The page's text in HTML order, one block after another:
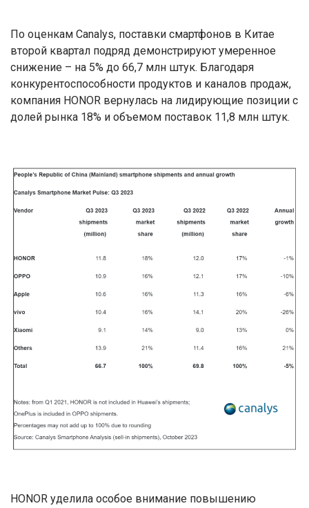
По оценкам Canalys, поставки смартфонов в Китае
второй квартал подряд демонстрируют умеренное
снижение – на 5% до 66,7 млн штук. Благодаря
конкурентоспособности продуктов и каналов продаж,
компания HONOR вернулась на лидирующие позиции с
долей рынка 18% и объемом поставок 11,8 млн штук.
HONOR уделила особое внимание повышению